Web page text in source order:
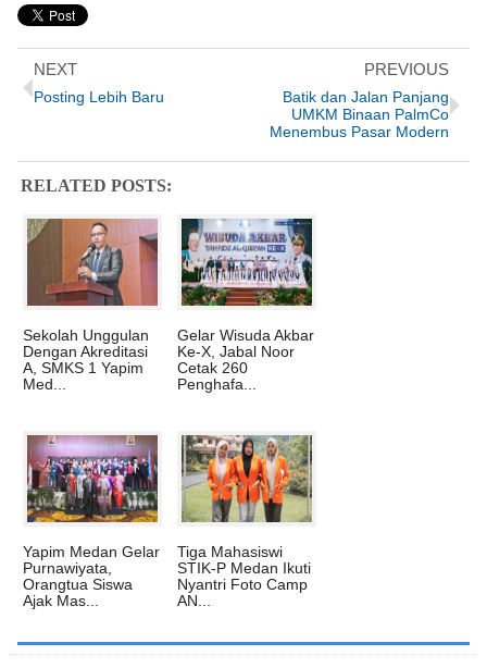
NEXT
Posting Lebih Baru
PREVIOUS
Batik dan Jalan Panjang
UMKM Binaan PalmCo
Menembus Pasar Modern
RELATED POSTS:
‎Sekolah Unggulan
Dengan Akreditasi
A, SMKS 1 Yapim
Med...
‎Gelar Wisuda Akbar
Ke-X, Jabal Noor
Cetak 260
Penghafa...
Yapim Medan Gelar
‎Purnawiyata,
Orangtua Siswa
Ajak Mas...
‎Tiga Mahasiswi
STIK-P Medan Ikuti
Nyantri Foto Camp
AN...